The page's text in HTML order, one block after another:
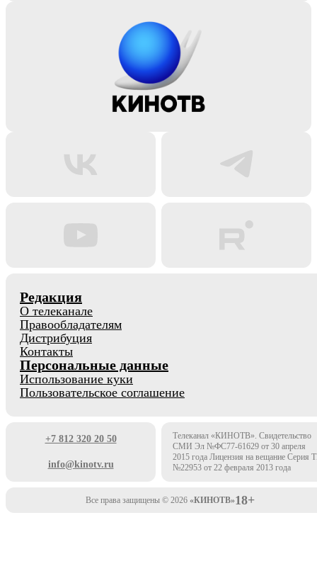
Редакция
О телеканале
Правообладателям
Дистрибуция
Контакты
Персональные данные
Использование куки
Пользовательское соглашение
+7 812 320 20 50
info@kinotv.ru
Телеканал «КИНОТВ». Свидетельство
СМИ Эл №ФС77-61629 от 30 апреля
2015 года Лицензия на вещание Серия
№22953 от 22 февраля 2013 года
Все права защищены © 2026 «КИНОТВ»18+